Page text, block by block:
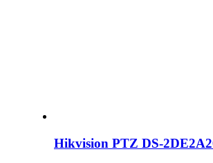
Hikvision PTZ DS-